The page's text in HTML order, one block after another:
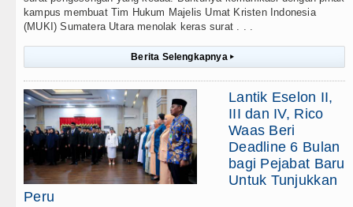
kampus membuat Tim Hukum Majelis Umat Kristen Indonesia
(MUKI) Sumatera Utara menolak keras surat . . .
Berita Selengkapnya ▸
Lantik Eselon II,
III dan IV, Rico
Waas Beri
Deadline 6 Bulan
bagi Pejabat Baru
Untuk Tunjukkan
Peru